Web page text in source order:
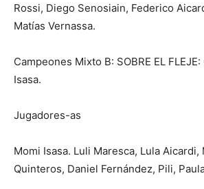
Rossi, Diego Senosiain, Federico
Matías Vernassa.
Campeones Mixto B: SOBRE EL
Isasa.
Jugadores-as
Momi Isasa. Luli Maresca, Lula Aicardi,
Quinteros, Daniel Fernández, Pili,